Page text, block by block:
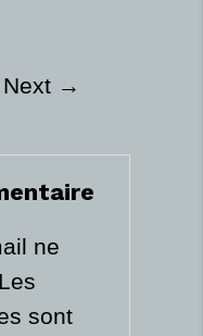
Next →
ne
Les
sont